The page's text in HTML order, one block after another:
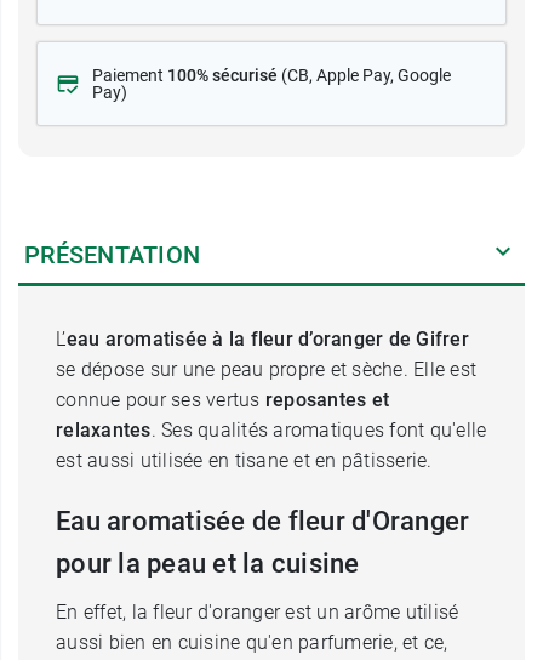
Paiement 100% sécurisé (CB, Apple Pay, Google
Pay)
PRÉSENTATION
L’eau aromatisée à la fleur d’oranger de Gifrer
se dépose sur une peau propre et sèche. Elle est
connue pour ses vertus reposantes et
relaxantes. Ses qualités aromatiques font qu'elle
est aussi utilisée en tisane et en pâtisserie.
Eau aromatisée de fleur d'Oranger
pour la peau et la cuisine
En effet, la fleur d'oranger est un arôme utilisé
aussi bien en cuisine qu'en parfumerie, et ce,